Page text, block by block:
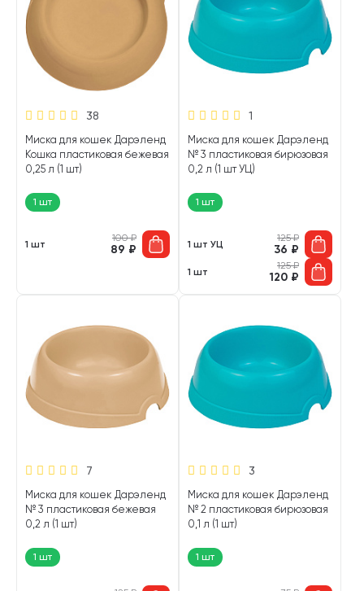
38
Миска для кошек Дарэленд
Кошка пластиковая бежевая
0,25 л (1 шт)
1 шт
1 шт
100₽
89 ₽
1
Миска для кошек Дарэленд
№ 3 пластиковая бирюзовая
0,2 л (1 шт УЦ)
1 шт
1 шт УЦ
125₽
36 ₽
1 шт
125₽
120 ₽
7
Миска для кошек Дарэленд
№ 3 пластиковая бежевая
0,2 л (1 шт)
1 шт
3
Миска для кошек Дарэленд
№ 2 пластиковая бирюзовая
0,1 л (1 шт)
1 шт